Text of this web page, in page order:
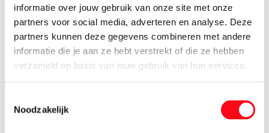
informatie over jouw gebruik van onze site met onze
partners voor social media, adverteren en analyse. Deze
partners kunnen deze gegevens combineren met andere
informatie die je aan ze hebt verstrekt of die ze hebben
verzameld op basis van jouw gebruik van hun services.
Noodzakelijk